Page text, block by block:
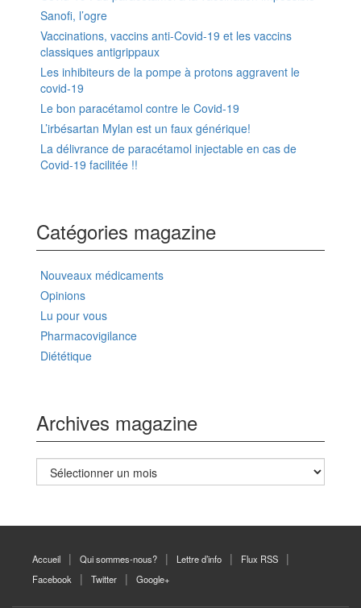
Sanofi, l’ogre
Vaccinations, vaccins anti-Covid-19 et les vaccins
classiques antigrippaux
Les inhibiteurs de la pompe à protons aggravent le
covid-19
Le bon paracétamol contre le Covid-19
L’irbésartan Mylan est un faux générique!
La délivrance de paracétamol injectable en cas de
Covid-19 facilitée !!
Catégories magazine
Nouveaux médicaments
Opinions
Lu pour vous
Pharmacovigilance
Diététique
Archives magazine
Archives
magazine
Accueil Qui sommes-nous? Lettre d’info
Flux RSS
Facebook
Twitter Google+